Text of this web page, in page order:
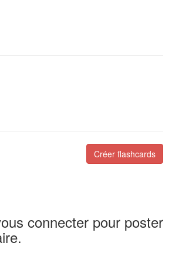
Créer flashcards
connecter pour poster